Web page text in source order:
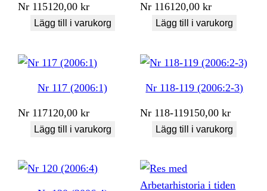
Nr 115120,00kr
Lägg till i varukorg
Nr 116120,00kr
Lägg till i varukorg
Nr 117 (2006:1)
Nr 117120,00kr
Lägg till i varukorg
Nr 118-119 (2006:2-3)
Nr 118-119150,00kr
Lägg till i varukorg